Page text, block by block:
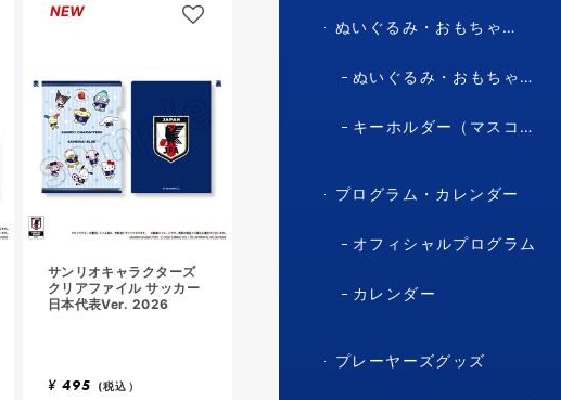
NEW
サンリオキャラクターズ
クリアファイル サッカー
日本代表Ver. 2026
¥ 495 (税込）
ぬいぐるみ・おもちゃ・マスコット・キャラクター
ぬいぐるみ・おもちゃ（マスコット・キャラクター）
キーホルダー（マスコット・キャラクター）
プログラム・カレンダー
オフィシャルプログラム
カレンダー
プレーヤーズグッズ